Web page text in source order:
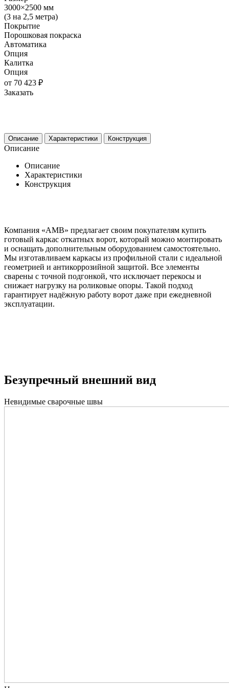
3000×2500 мм
(3 на 2,5 метра)
Покрытие
Порошковая покраска
Автоматика
Опция
Калитка
Опция
от 70 423 ₽
Заказать
Описание Характеристики Конструкция
Описание
Описание
Характеристики
Конструкция
Компания «АМВ» предлагает своим покупателям купить
готовый каркас откатных ворот, который можно монтировать
и оснащать дополнительным оборудованием самостоятельно.
Мы изготавливаем каркасы из профильной стали с идеальной
геометрией и антикоррозийной защитой. Все элементы
сварены с точной подгонкой, что исключает перекосы и
снижает нагрузку на роликовые опоры. Такой подход
гарантирует надёжную работу ворот даже при ежедневной
эксплуатации.
Безупречный внешний вид
Невидимые сварочные швы